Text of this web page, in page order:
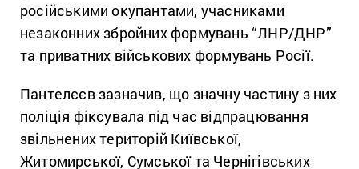
російськими окупантами, учасниками
незаконних збройних формувань “ЛНР/ДНР”
та приватних військових формувань Росії.
Пантелєєв зазначив, що значну частину з них
поліція фіксувала під час відпрацювання
звільнених територій Київської,
Житомирської, Сумської та Чернігівських